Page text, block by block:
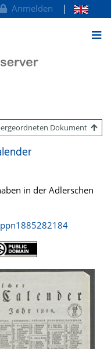
Anmelden
Dokument
in der Adlerschen